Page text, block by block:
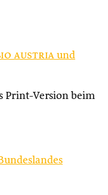
austria und
Print-Version beim